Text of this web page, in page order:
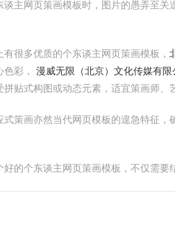
谈主网页策画模板时，图片的愚弄至
有很多优质的个东谈主网页策画模板，
色彩， 漫威无限（北京）文化传媒有限
拼贴式构图或动态元素，适宜策画师、
式策画亦然当代网页模板的遑急特征
好的个东谈主网页策画模板，不仅需